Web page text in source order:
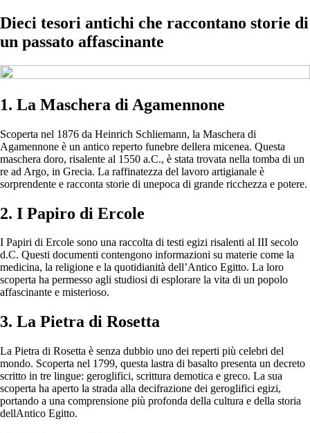
Dieci tesori antichi che raccontano storie di
un passato affascinante
1. La Maschera di Agamennone
Scoperta nel 1876 da Heinrich Schliemann, la Maschera di
Agamennone è un antico reperto funebre dellera micenea. Questa
maschera doro, risalente al 1550 a.C., è stata trovata nella tomba di un
re ad Argo, in Grecia. La raffinatezza del lavoro artigianale è
sorprendente e racconta storie di unepoca di grande ricchezza e potere.
2. I Papiro di Ercole
I Papiri di Ercole sono una raccolta di testi egizi risalenti al III secolo
d.C. Questi documenti contengono informazioni su materie come la
medicina, la religione e la quotidianità dell’Antico Egitto. La loro
scoperta ha permesso agli studiosi di esplorare la vita di un popolo
affascinante e misterioso.
3. La Pietra di Rosetta
La Pietra di Rosetta è senza dubbio uno dei reperti più celebri del
mondo. Scoperta nel 1799, questa lastra di basalto presenta un decreto
scritto in tre lingue: geroglifici, scrittura demotica e greco. La sua
scoperta ha aperto la strada alla decifrazione dei geroglifici egizi,
portando a una comprensione più profonda della cultura e della storia
dellAntico Egitto.